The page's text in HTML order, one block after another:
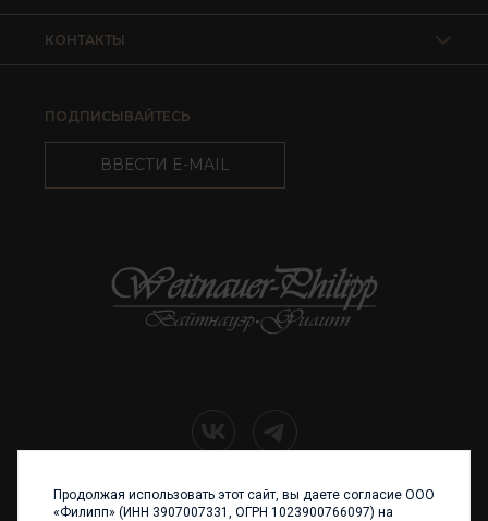
КОНТАКТЫ
ПОДПИСЫВАЙТЕСЬ
ВВЕСТИ E-MAIL
+7 (4012) 960 898
Продолжая использовать этот сайт, вы даете согласие ООО
«Филипп» (ИНН 3907007331, ОГРН 1023900766097) на